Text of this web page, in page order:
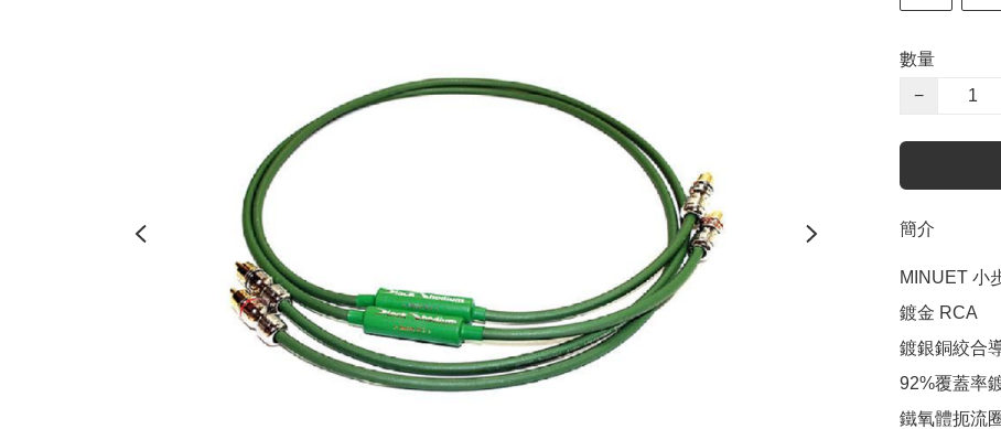
數量
−
簡介
MINUET 小
鍍金 RCA
鍍銀銅絞合
92%覆蓋率
鐵氧體扼流